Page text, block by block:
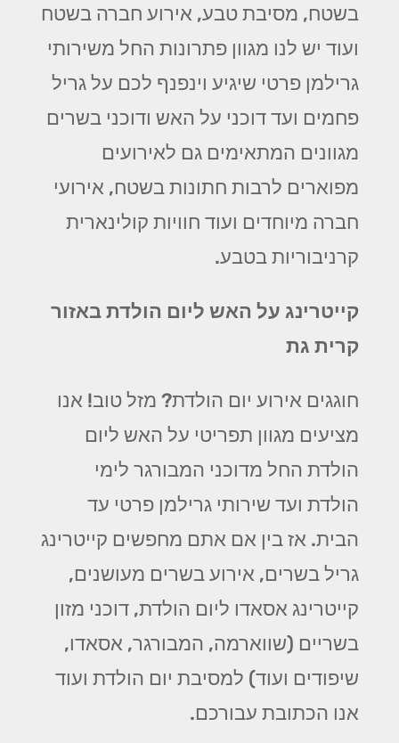
בשטח, מסיבת טבע, אירוע חברה בשטח
ועוד יש לנו מגוון פתרונות החל משירותי
גרילמן פרטי שיגיע וינפנף לכם על גריל
פחמים ועד דוכני על האש ודוכני בשרים
מגוונים המתאימים גם לאירועים
מפוארים לרבות חתונות בשטח, אירועי
חברה מיוחדים ועוד חוויות קולינארית
קרניבוריות בטבע.
קייטרינג על האש ליום הולדת באזור
קרית גת
חוגגים אירוע יום הולדת? מזל טוב! אנו
מציעים מגוון תפריטי על האש ליום
הולדת החל מדוכני המבורגר לימי
הולדת ועד שירותי גרילמן פרטי עד
הבית. אז בין אם אתם מחפשים קייטרינג
גריל בשרים, אירוע בשרים מעושנים,
קייטרינג אסאדו ליום הולדת, דוכני מזון
בשריים (שווארמה, המבורגר, אסאדו,
שיפודים ועוד) למסיבת יום הולדת ועוד
אנו הכתובת עבורכם.